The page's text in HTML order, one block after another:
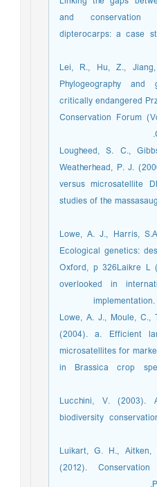
and
dipterocarps: a case
Lei, R., Hu, Z.,
Phylogeography
critically endangered
Conservation Forum
Lougheed, S. C.,
Weatherhead, P. J.
versus microsatellite
studies of the
Lowe, A. J., Harris,
Ecological genetics:
Oxford, p 326Laikre
overlooked in
Lowe, A. J., Moule,
(2004). a. Efficient
microsatellites for
in Brassica crop
Lucchini, V.
biodiversity
Luikart, G. H.,
(2012).